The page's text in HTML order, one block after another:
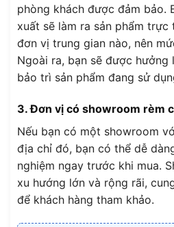
phòng khách được đảm bảo.
xuất sẽ làm ra sản phẩm
đơn vị trung gian nào, nên
Ngoài ra, bạn sẽ được hưởng
bảo trì sản phẩm đang sử
3. Đơn vị có showroom rèm
Nếu bạn có một showroom
địa chỉ đó, bạn có thể dễ
nghiệm ngay trước khi mua.
xu hướng lớn và rộng rãi,
để khách hàng tham khảo.